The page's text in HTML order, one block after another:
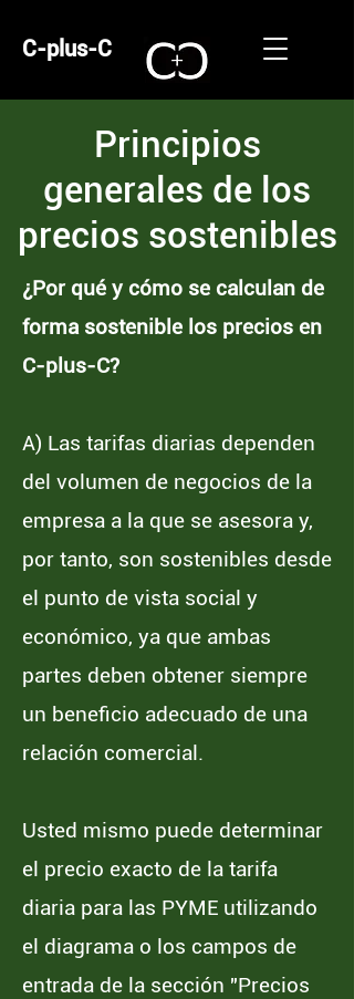
C-plus-C
Principios
generales de los
precios sostenibles
¿Por qué y cómo se calculan de
forma sostenible los precios en
C-plus-C?
A) Las tarifas diarias dependen
del volumen de negocios de la
empresa a la que se asesora y,
por tanto, son sostenibles desde
el punto de vista social y
económico, ya que ambas
partes deben obtener siempre
un beneficio adecuado de una
relación comercial.
Usted mismo puede determinar
el precio exacto de la tarifa
diaria para las PYME utilizando
el diagrama o los campos de
entrada de la sección "Precios